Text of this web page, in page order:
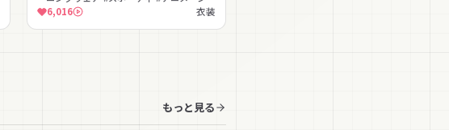
ン #アンダーブープ #MA対応 #lilToon対応
#PhysBone対応
6,016 衣装
もっと見る